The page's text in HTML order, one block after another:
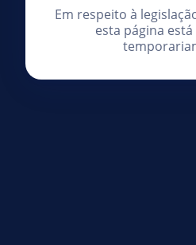
Em respeito à
esta página